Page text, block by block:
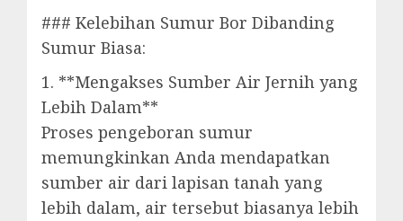
### Kelebihan Sumur Bor Dibanding
Sumur Biasa:
1. **Mengakses Sumber Air Jernih yang
Lebih Dalam**
Proses pengeboran sumur
memungkinkan Anda mendapatkan
sumber air dari lapisan tanah yang
lebih dalam, air tersebut biasanya lebih